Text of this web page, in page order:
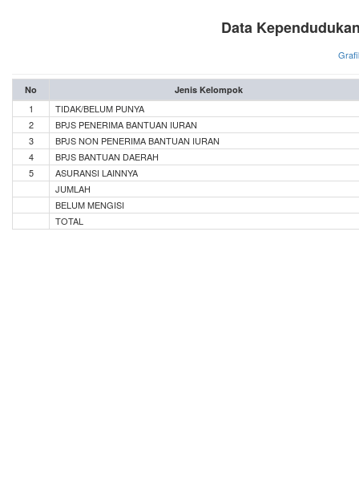
Data
No Jenis Kelompok
1
TIDAK/BELUM PUNYA
2
BPJS PENERIMA BANTUAN IURAN
3
BPJS NON PENERIMA BANTUAN IURAN
4
BPJS BANTUAN DAERAH
5
ASURANSI LAINNYA
JUMLAH
BELUM MENGISI
TOTAL